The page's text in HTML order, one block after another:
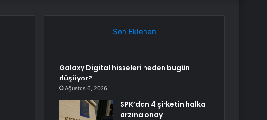
Son Eklenen
Galaxy Digital hisseleri neden bugün
düşüyor?
Ağustos 6, 2026
SPK’dan 4 şirketin halka
arzına onay